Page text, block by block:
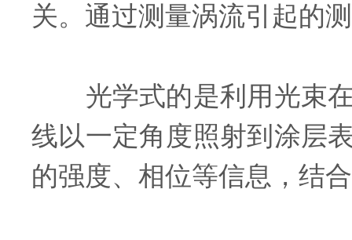
关。通过测量涡流引起的
光学式的是利用光束在
线以一定角度照射到涂层
的强度、相位等信息，结